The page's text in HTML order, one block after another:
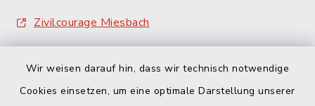
Wir weisen darauf hin, dass wir technisch notwendige
Cookies einsetzen, um eine optimale Darstellung unserer
Zivilcourage Miesbach